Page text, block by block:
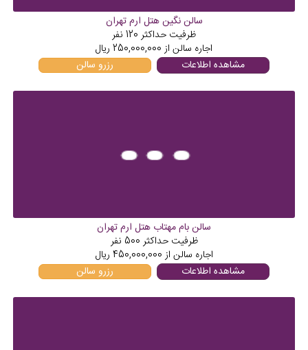
سالن نگین هتل ارم تهران
ظرفیت حداکثر 120 نفر
اجاره سالن از250,000,000 ریال
مشاهده اطلاعات
رزرو سالن
سالن بام مهتاب هتل ارم تهران
ظرفیت حداکثر 500 نفر
اجاره سالن از450,000,000 ریال
مشاهده اطلاعات
رزرو سالن